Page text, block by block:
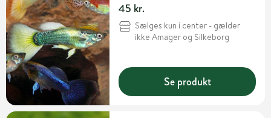
45 kr.
Sælges kun i center - gælder
ikke Amager og Silkeborg
Se produkt